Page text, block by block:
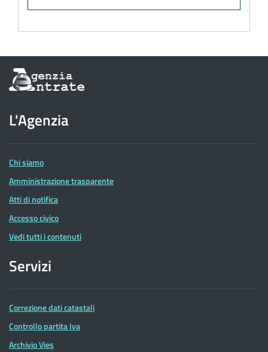
Informazioni
sul
dell'Agenzia
delle
Entrate
L'Agenzia
Chi siamo
Amministrazione trasparente
Atti di notifica
Accesso civico
Vedi tutti i contenuti
Servizi
Correzione dati catastali
Controllo partita Iva
Archivio Vies